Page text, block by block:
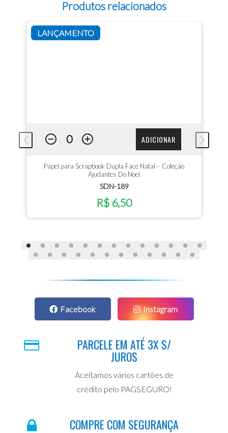
Produtos relacionados
LANÇAMENTO
ADICIONAR
Papel para Scrapbook Dupla Face Natal – Coleção
Ajudantes Do Noel
SDN-189
R$ 6,50
Facebook Instagram
PARCELE EM ATÉ 3X S/
JUROS
Aceitamos vários cartões de
crédito pelo PAGSEGURO!
COMPRE COM SEGURANÇA